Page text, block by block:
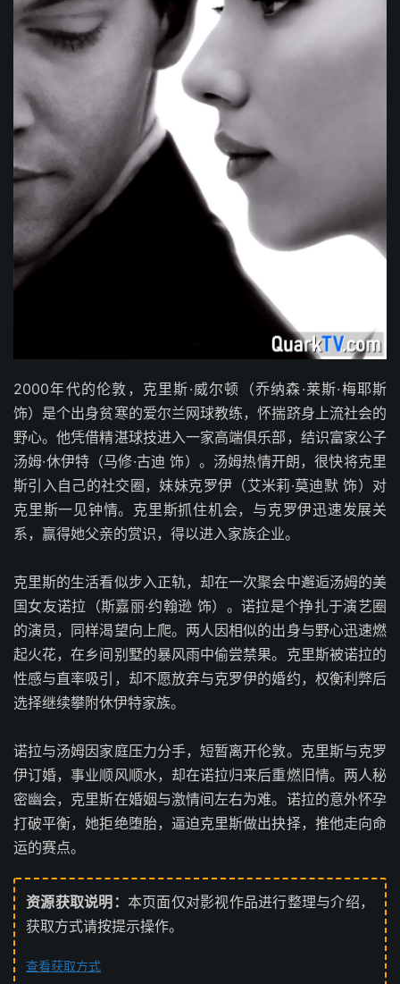
2000年代的伦敦，克里斯·威尔顿（乔纳森·莱斯·梅耶斯
饰）是个出身贫寒的爱尔兰网球教练，怀揣跻身上流社会的
野心。他凭借精湛球技进入一家高端俱乐部，结识富家公子
汤姆·休伊特（马修·古迪 饰）。汤姆热情开朗，很快将克里
斯引入自己的社交圈，妹妹克罗伊（艾米莉·莫迪默 饰）对
克里斯一见钟情。克里斯抓住机会，与克罗伊迅速发展关
系，赢得她父亲的赏识，得以进入家族企业。
克里斯的生活看似步入正轨，却在一次聚会中邂逅汤姆的美
国女友诺拉（斯嘉丽·约翰逊 饰）。诺拉是个挣扎于演艺圈
的演员，同样渴望向上爬。两人因相似的出身与野心迅速燃
起火花，在乡间别墅的暴风雨中偷尝禁果。克里斯被诺拉的
性感与直率吸引，却不愿放弃与克罗伊的婚约，权衡利弊后
选择继续攀附休伊特家族。
诺拉与汤姆因家庭压力分手，短暂离开伦敦。克里斯与克罗
伊订婚，事业顺风顺水，却在诺拉归来后重燃旧情。两人秘
密幽会，克里斯在婚姻与激情间左右为难。诺拉的意外怀孕
打破平衡，她拒绝堕胎，逼迫克里斯做出抉择，推他走向命
运的赛点。
资源获取说明： 本页面仅对影视作品进行整理与介绍，
获取方式请按提示操作。
查看获取方式